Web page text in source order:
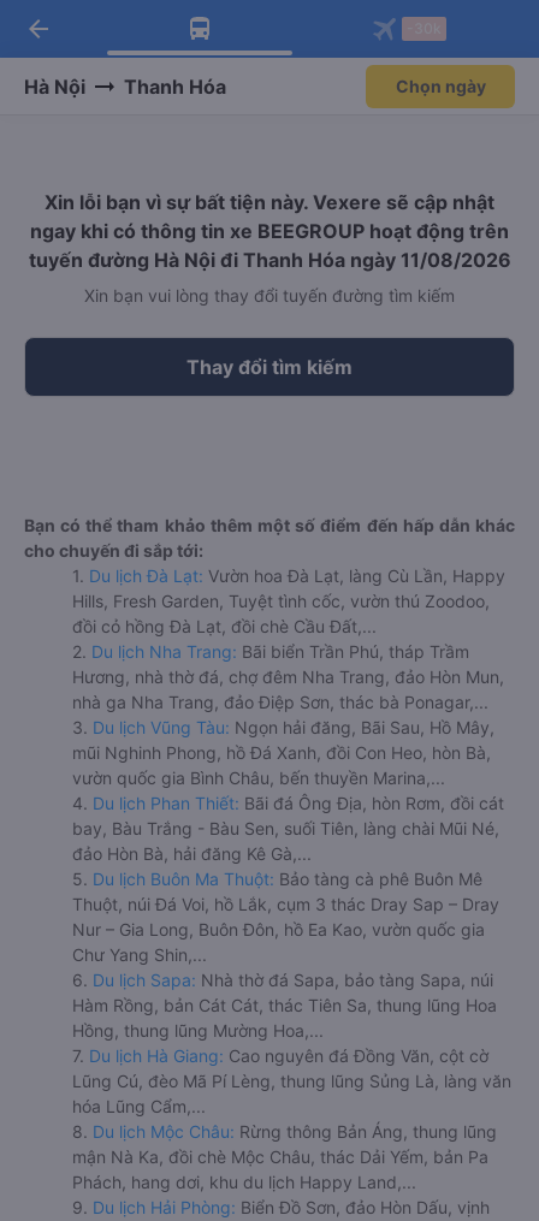
Tải app Vexere ngay!
Nhận ưu đãi thành viên độc
Mở app
Tải app Vexere
-30k/ghế khi đặt vé máy bay qua
Mở app
arrow_back
Hà Nội Thanh Hóa Chọn ngày
Xin lỗi bạn vì sự bất tiện này. Vexere sẽ cập nhật
ngay khi có thông tin xe BEEGROUP hoạt động trên
tuyến đường Hà Nội đi Thanh Hóa ngày 11/08/2026
Xin bạn vui lòng thay đổi tuyến đường tìm kiếm
Thay đổi tìm kiếm
Bạn có thể tham khảo thêm một số điểm đến hấp dẫn khác
cho chuyến đi sắp tới:
1. Du lịch Đà Lạt: Vườn hoa Đà Lạt, làng Cù Lần, Happy
Hills, Fresh Garden, Tuyệt tình cốc, vườn thú Zoodoo,
đồi cỏ hồng Đà Lạt, đồi chè Cầu Đất,...
2. Du lịch Nha Trang: Bãi biển Trần Phú, tháp Trầm
Hương, nhà thờ đá, chợ đêm Nha Trang, đảo Hòn Mun,
nhà ga Nha Trang, đảo Điệp Sơn, thác bà Ponagar,...
3. Du lịch Vũng Tàu: Ngọn hải đăng, Bãi Sau, Hồ Mây,
mũi Nghinh Phong, hồ Đá Xanh, đồi Con Heo, hòn Bà,
vườn quốc gia Bình Châu, bến thuyền Marina,...
4. Du lịch Phan Thiết: Bãi đá Ông Địa, hòn Rơm, đồi cát
bay, Bàu Trắng - Bàu Sen, suối Tiên, làng chài Mũi Né,
đảo Hòn Bà, hải đăng Kê Gà,...
5. Du lịch Buôn Ma Thuột: Bảo tàng cà phê Buôn Mê
Thuột, núi Đá Voi, hồ Lắk, cụm 3 thác Dray Sap – Dray
Nur – Gia Long, Buôn Đôn, hồ Ea Kao, vườn quốc gia
Chư Yang Shin,...
6. Du lịch Sapa: Nhà thờ đá Sapa, bảo tàng Sapa, núi
Hàm Rồng, bản Cát Cát, thác Tiên Sa, thung lũng Hoa
Hồng, thung lũng Mường Hoa,...
7. Du lịch Hà Giang: Cao nguyên đá Đồng Văn, cột cờ
Lũng Cú, đèo Mã Pí Lèng, thung lũng Sủng Là, làng văn
hóa Lũng Cẩm,...
8. Du lịch Mộc Châu: Rừng thông Bản Áng, thung lũng
mận Nà Ka, đồi chè Mộc Châu, thác Dải Yếm, bản Pa
Phách, hang dơi, khu du lịch Happy Land,...
9. Du lịch Hải Phòng: Biển Đồ Sơn, đảo Hòn Dấu, vịnh